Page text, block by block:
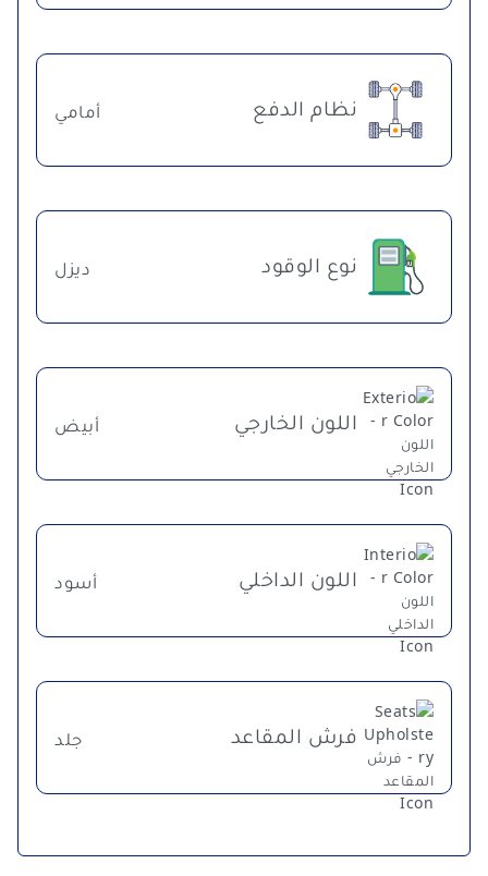
نظام الدفع أمامي
نوع الوقود ديزل
اللون الخارجي أبيض
اللون الداخلي أسود
فرش المقاعد جلد